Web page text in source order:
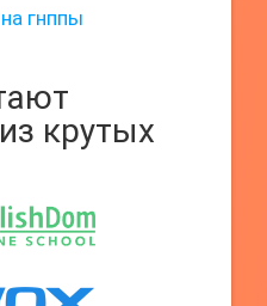
гнппы
крутых